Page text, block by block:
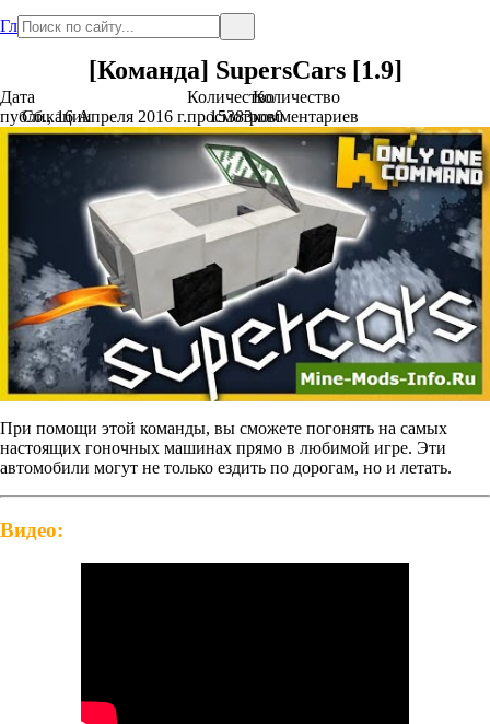
Главная
[Команда] SupersCars [1.9]
Дата
публикации
Сб., 16 Апреля 2016 г.
Количество
просмотров
15383
Количество
комментариев
0
При помощи этой команды, вы сможете погонять на самых
настоящих гоночных машинах прямо в любимой игре. Эти
автомобили могут не только ездить по дорогам, но и летать.
Видео: